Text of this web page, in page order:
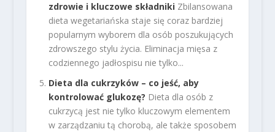
zdrowie i kluczowe składniki Zbilansowana
dieta wegetariańska staje się coraz bardziej
popularnym wyborem dla osób poszukujących
zdrowszego stylu życia. Eliminacja mięsa z
codziennego jadłospisu nie tylko...
Dieta dla cukrzyków – co jeść, aby
kontrolować glukozę? Dieta dla osób z
cukrzycą jest nie tylko kluczowym elementem
w zarządzaniu tą chorobą, ale także sposobem